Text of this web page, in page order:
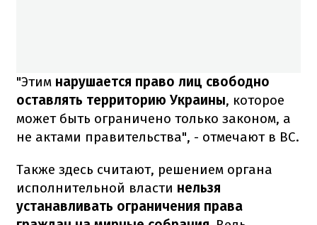
"Этим нарушается право лиц свободно
оставлять территорию Украины, которое
может быть ограничено только законом, а
не актами правительства", - отмечают в ВС.
Также здесь считают, решением органа
исполнительной власти нельзя
устанавливать ограничения права